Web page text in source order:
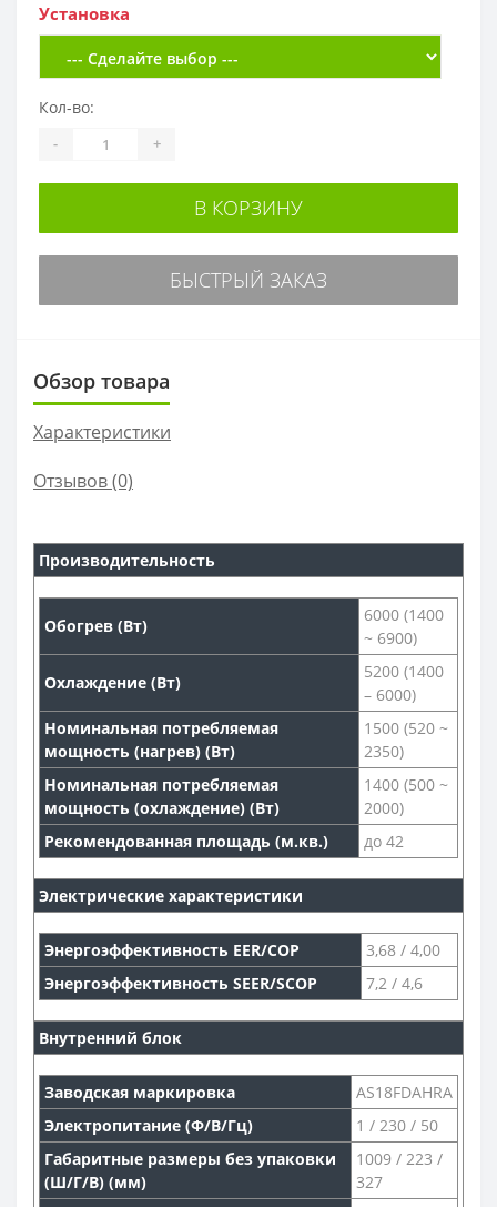
Установка
Кол-во:
- +
В КОРЗИНУ
БЫСТРЫЙ ЗАКАЗ
Обзор товара
Характеристики
Отзывов (0)
Производительность
Обогрев (Вт)
6000 (1400
~ 6900)
Охлаждение (Вт)
5200 (1400
– 6000)
Номинальная потребляемая
мощность (нагрев) (Вт)
1500 (520 ~
2350)
Номинальная потребляемая
мощность (охлаждение) (Вт)
1400 (500 ~
2000)
Рекомендованная площадь (м.кв.)
до 42
Электрические характеристики
Энергоэффективность EER/COP
3,68 / 4,00
Энергоэффективность SEER/SCOP
7,2 / 4,6
Внутренний блок
Заводская маркировка
AS18FDAHRA
Электропитание (Ф/В/Гц)
1 / 230 / 50
Габаритные размеры без упаковки
(Ш/Г/В) (мм)
1009 / 223 /
327